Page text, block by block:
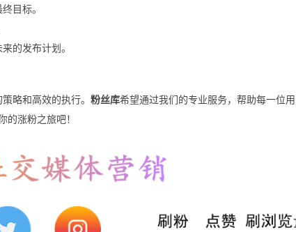
目标。
的发布计划。
略和高效的执行。 粉丝库希望通过我们的专业服务，帮助每一位
涨粉之旅吧！